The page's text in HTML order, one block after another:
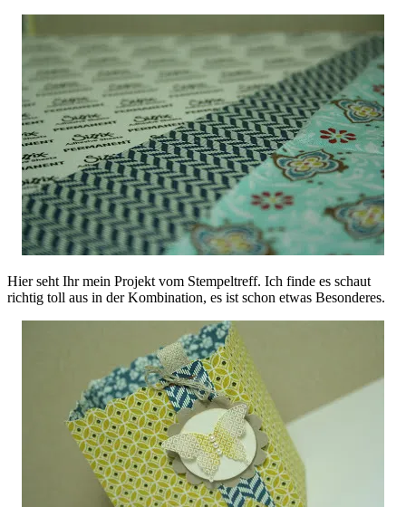
Hier seht Ihr mein Projekt vom Stempeltreff. Ich finde es schaut
richtig toll aus in der Kombination, es ist schon etwas Besonderes.